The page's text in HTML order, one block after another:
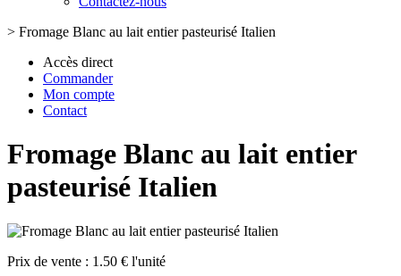
> Fromage Blanc au lait entier pasteurisé Italien
Accès direct
Commander
Mon compte
Contact
Fromage Blanc au lait entier
pasteurisé Italien
Prix de vente : 1.50 € l'unité